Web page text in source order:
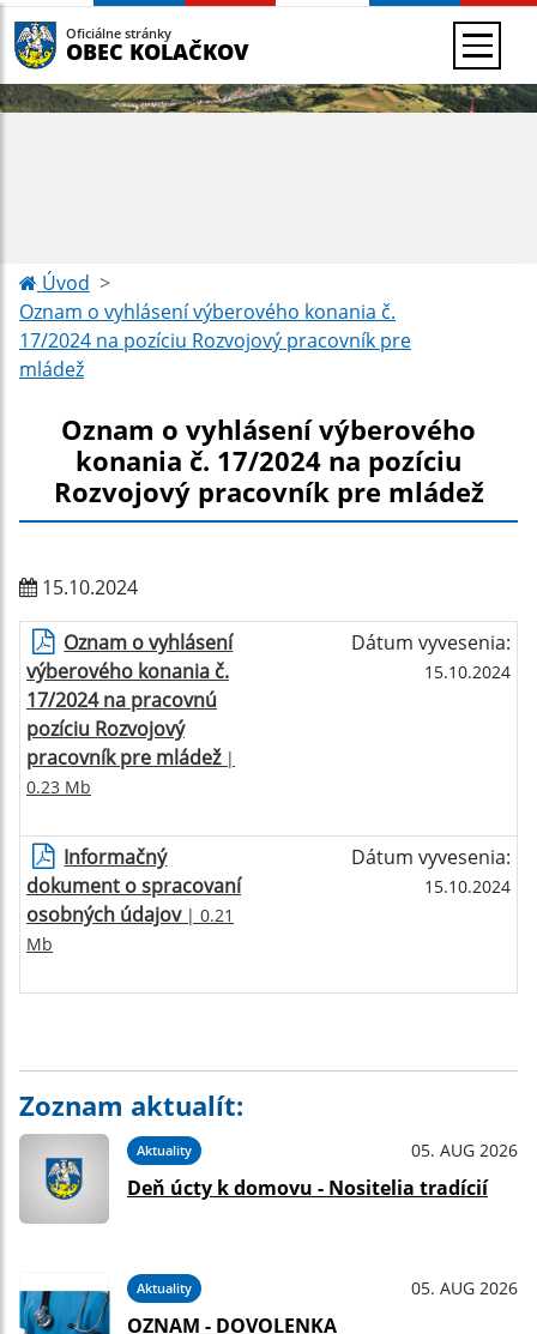
Oficiálne stránky
OBEC KOLAČKOV
Úvod
Oznam o vyhlásení výberového konania č.
17/2024 na pozíciu Rozvojový pracovník pre
mládež
Oznam o vyhlásení výberového
konania č. 17/2024 na pozíciu
Rozvojový pracovník pre mládež
15.10.2024
Oznam o vyhlásení
výberového konania č.
17/2024 na pracovnú
pozíciu Rozvojový
pracovník pre mládež|
0.23 Mb
Dátum vyvesenia:
15.10.2024
Informačný
dokument o spracovaní
osobných údajov| 0.21
Mb
Dátum vyvesenia:
15.10.2024
Zoznam aktualít:
Aktuality 05. AUG 2026
Deň úcty k domovu - Nositelia tradícií
Aktuality 05. AUG 2026
OZNAM - DOVOLENKA